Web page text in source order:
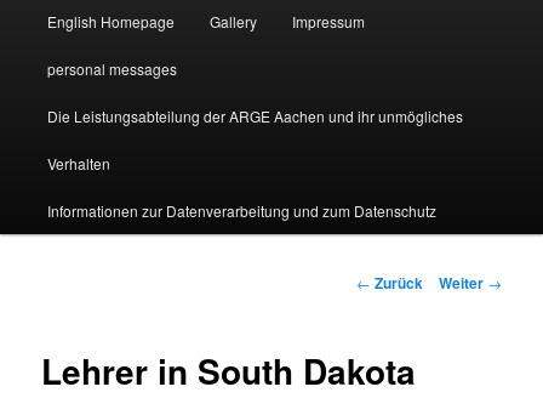
English Homepage Gallery Impressum
personal messages
Die Leistungsabteilung der ARGE Aachen und ihr unmögliches
Verhalten
Informationen zur Datenverarbeitung und zum Datenschutz
Beitragsnavigation
← Zurück Weiter →
Lehrer in South Dakota